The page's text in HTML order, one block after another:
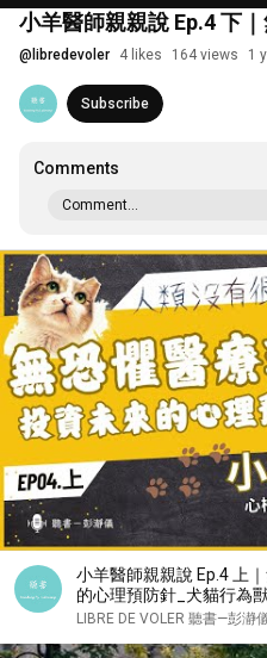
小羊醫師親親說 Ep.4 下
@ libredevoler 4 likes 164 views 1
Subscribe
Comments
Comment...
小羊醫師親親說 Ep.4 上
的心理預防針_犬貓行為
LIBRE DE VOLER 聽書—彭瀞